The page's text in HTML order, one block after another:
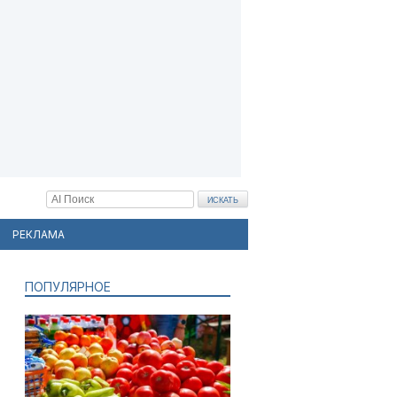
РЕКЛАМА
ПОПУЛЯРНОЕ